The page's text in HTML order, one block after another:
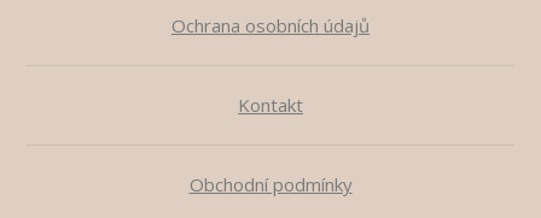
Ochrana osobních údajů
Kontakt
Obchodní podmínky